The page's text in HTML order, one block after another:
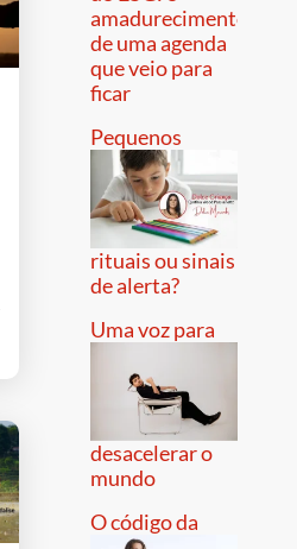
amadurecimento
de uma agenda
que veio para
ficar
Pequenos
rituais ou sinais
de alerta?
Uma voz para
desacelerar o
mundo
O código da